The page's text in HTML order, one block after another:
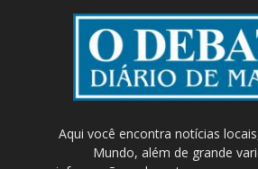
Aqui você encontra notícias
Mundo, além de grande